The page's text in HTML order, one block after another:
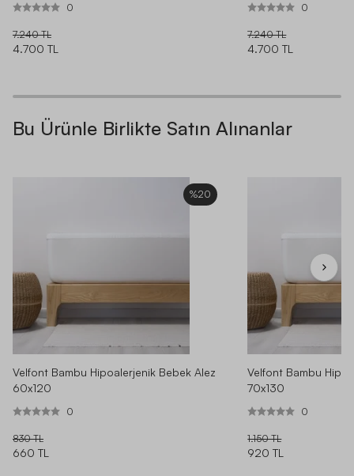
0
7.240 TL
4.700 TL
0
7.240 TL
4.700 TL
Bu Ürünle Birlikte Satın Alınanlar
%20
Velfont Bambu Hipoalerjenik Bebek Alez
60x120
0
830 TL
660 TL
Velfont Bambu
70x130
0
1.150 TL
920 TL